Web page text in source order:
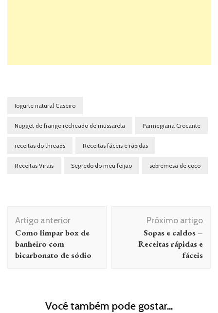
Iogurte natural Caseiro
Nugget de frango recheado de mussarela Parmegiana Crocante
receitas do threads Receitas fáceis e rápidas
Receitas Virais Segredo do meu feijão sobremesa de coco
de
post
Artigo anterior
Como limpar box de
banheiro com
bicarbonato de sódio
Próximo artigo
Sopas e caldos –
Receitas rápidas e
fáceis
Você também pode gostar...